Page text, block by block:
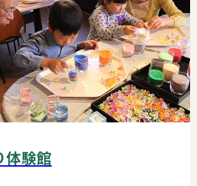
体験館